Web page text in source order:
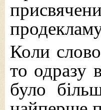
Коли
то одразу
було